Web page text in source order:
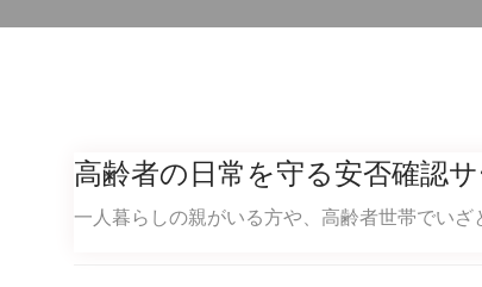
高齢者の日常を守る安否確認
一人暮らしの親がいる方や、高齢者世帯でい